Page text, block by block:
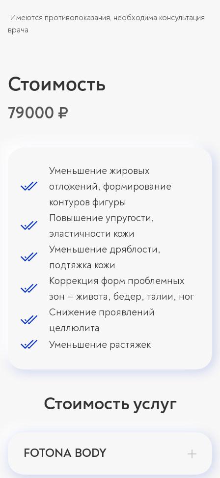
Имеются противопоказания, необходима консультация
врача
Стоимость
79000 ₽
Уменьшение жировых
отложений, формирование
контуров фигуры
Повышение упругости,
эластичности кожи
Уменьшение дряблости,
подтяжка кожи
Коррекция форм проблемных
зон — живота, бедер, талии, ног
Снижение проявлений
целлюлита
Уменьшение растяжек
Стоимость услуг
FOTONA BODY